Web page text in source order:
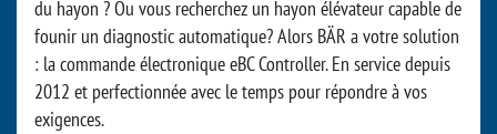
du hayon ? Ou vous recherchez un hayon élévateur capable de
founir un diagnostic automatique? Alors BÄR a votre solution
: la commande électronique eBC Controller. En service depuis
2012 et perfectionnée avec le temps pour répondre à vos
exigences.